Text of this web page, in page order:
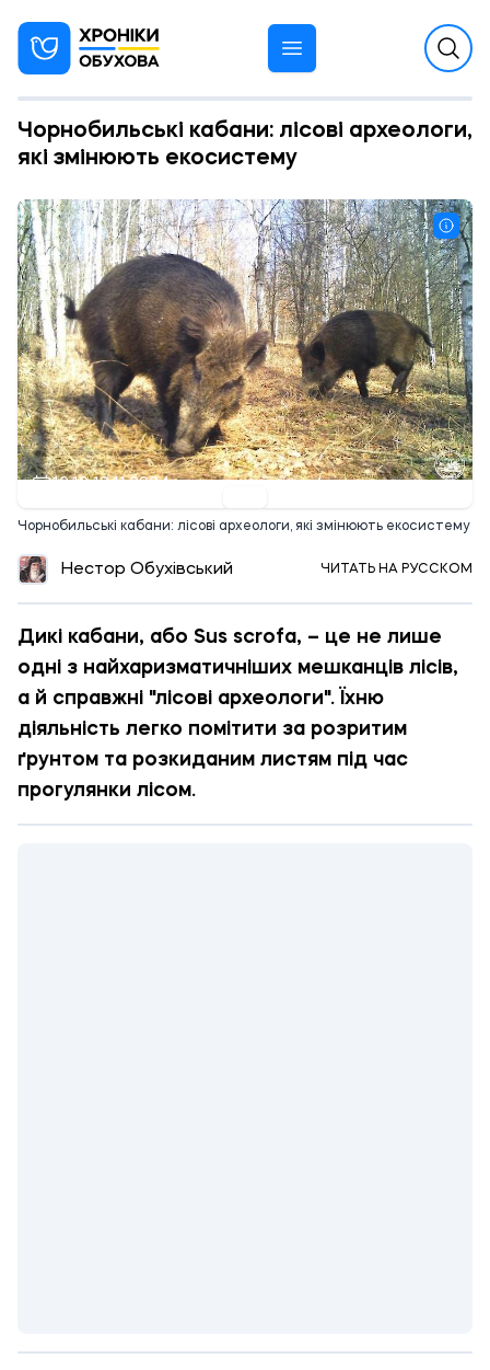
Чорнобильські кабани: лісові археологи,
які змінюють екосистему
12:10 19.11.2024
Чорнобильські кабани: лісові археологи, які змінюють екосистему
Нестор Обухівський ЧИТАТЬ НА РУССКОМ
Дикі кабани, або Sus scrofa, – це не лише
одні з найхаризматичніших мешканців лісів,
а й справжні "лісові археологи". Їхню
діяльність легко помітити за розритим
ґрунтом та розкиданим листям під час
прогулянки лісом.